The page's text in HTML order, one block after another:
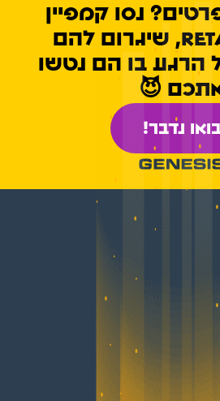
נסו קמפיין
retargeting, שיגרום להם
הרגע בו הם נטשו
😈
נדבר!